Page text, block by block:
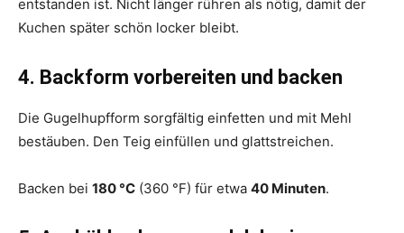
entstanden ist. Nicht länger rühren als nötig, damit der
Kuchen später schön locker bleibt.
4. Backform vorbereiten und backen
Die Gugelhupfform sorgfältig einfetten und mit Mehl
bestäuben. Den Teig einfüllen und glattstreichen.
Backen bei 180 °C (360 °F) für etwa 40 Minuten.